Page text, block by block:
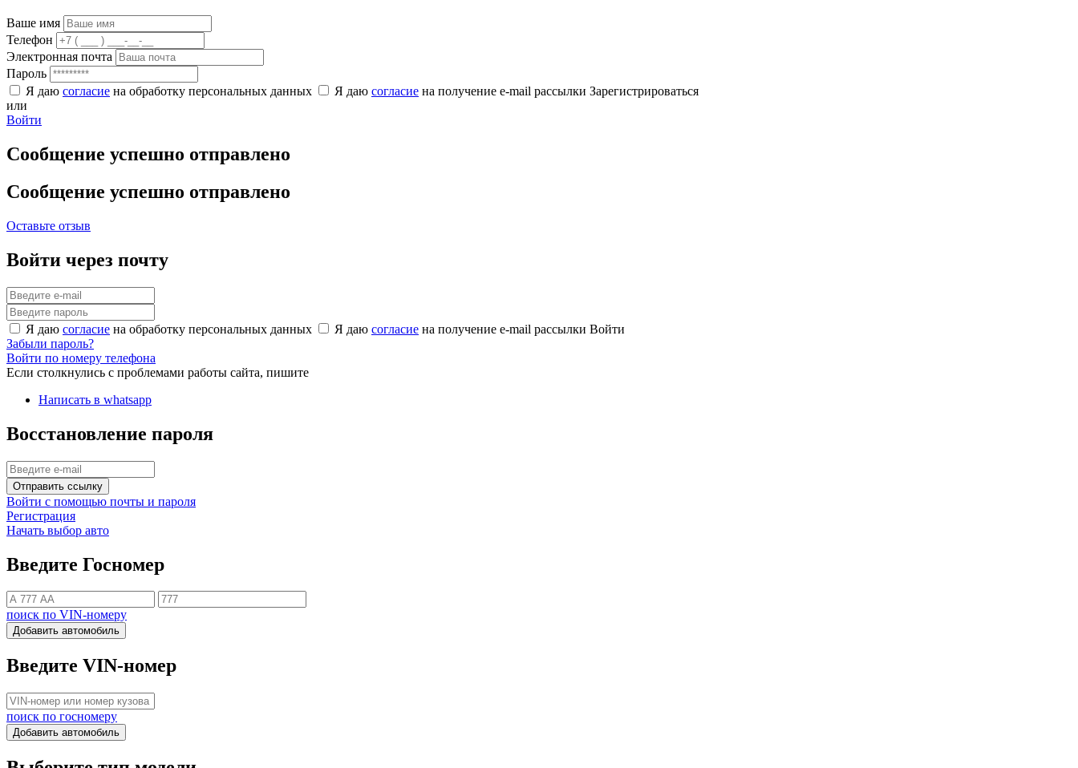
Ваше имя
Телефон
Электронная почта
Пароль
Я даю согласие на обработку персональных данных Я даю согласие на получение e-mail рассылки Зарегистрироваться
или
Войти
Сообщение успешно отправлено
Сообщение успешно отправлено
Оставьте отзыв
Войти через почту
Я даю согласие на обработку персональных данных Я даю согласие на получение e-mail рассылки Войти
Забыли пароль?
Войти по номеру телефона
Если столкнулись с проблемами работы сайта, пишите
Написать в whatsapp
Восстановление пароля
Отправить ссылку
Войти с помощью почты и пароля
Регистрация
Начать выбор авто
Введите Госномер
поиск по VIN-номеру
Добавить автомобиль
Введите VIN-номер
поиск по госномеру
Добавить автомобиль